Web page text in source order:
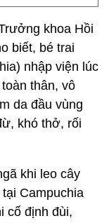
khoa Hồi
biết, bé trai
nhập viện lúc
thân, vô
da đầu vùng
khó thở, rối
khi leo cây
Campuchia
cố định đùi,